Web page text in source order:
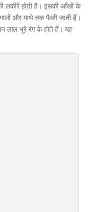
लकीरें होती है। इसकी आँखों के
और माथे तक फैली जाती हैं।
लाल भूरे रंग के होते हैं। यह